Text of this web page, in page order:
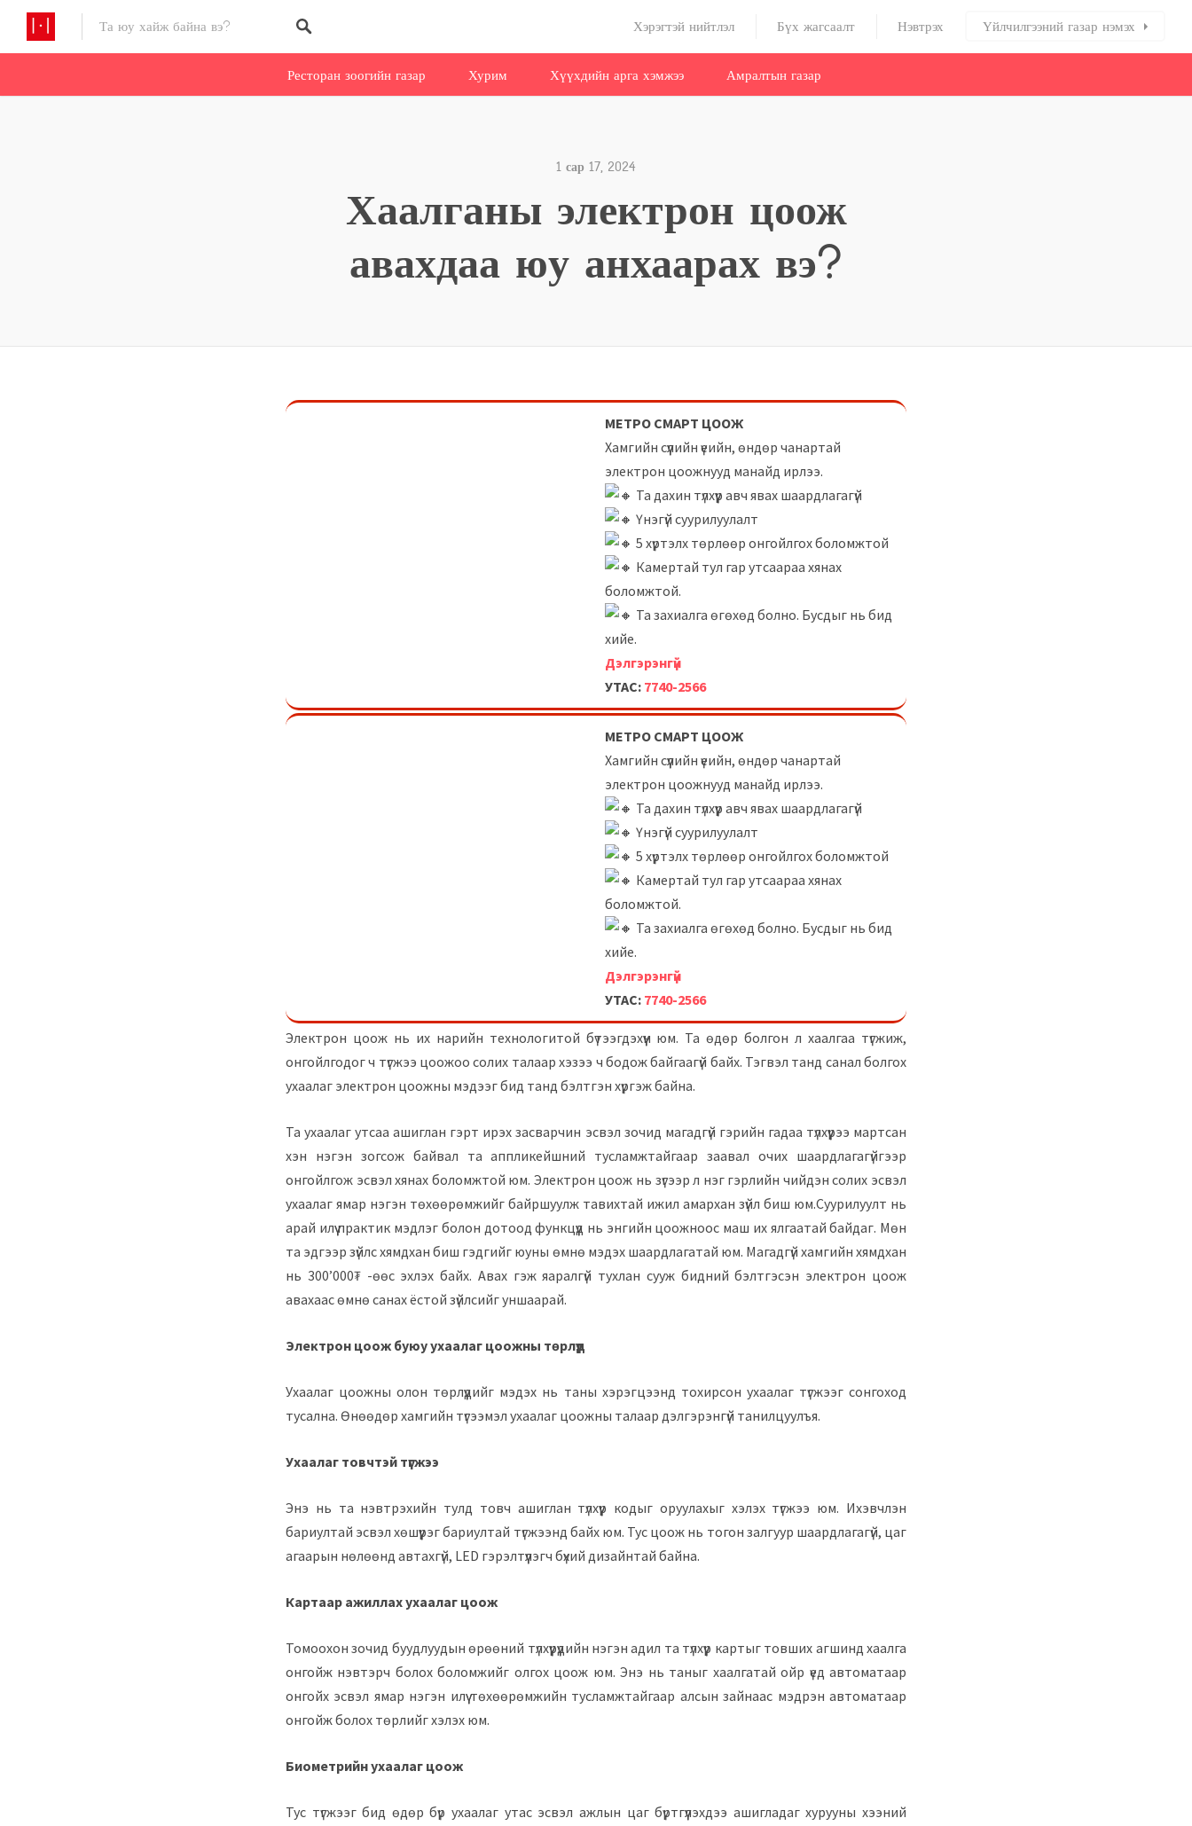
Хэрэгтэй нийтлэл Бүх жагсаалт Нэвтрэх Үйлчилгээний газар нэмэх
Ресторан зоогийн газар Хурим Хүүхдийн арга хэмжээ Амралтын газар
1 сар 17, 2024
Хаалганы электрон цоож
авахдаа юу анхаарах вэ?
МЕТРО СМАРТ ЦООЖ
Хамгийн сүүлийн үеийн, өндөр чанартай
электрон цоожнууд манайд ирлээ.
Та дахин түлхүүр авч явах шаардлагагүй
Үнэгүй суурилуулалт
5 хүртэлх төрлөөр онгойлгох боломжтой
Камертай тул гар утсаараа хянах
боломжтой.
Та захиалга өгөхөд болно. Бусдыг нь бид
хийе.
Дэлгэрэнгүй
УТАС: 7740-2566
МЕТРО СМАРТ ЦООЖ
Хамгийн сүүлийн үеийн, өндөр чанартай
электрон цоожнууд манайд ирлээ.
Та дахин түлхүүр авч явах шаардлагагүй
Үнэгүй суурилуулалт
5 хүртэлх төрлөөр онгойлгох боломжтой
Камертай тул гар утсаараа хянах
боломжтой.
Та захиалга өгөхөд болно. Бусдыг нь бид
хийе.
Дэлгэрэнгүй
УТАС: 7740-2566
Электрон цоож нь их нарийн технологитой бүтээгдэхүүн юм. Та өдөр болгон л хаалгаа түгжиж,
онгойлгодог ч түгжээ цоожоо солих талаар хэзээ ч бодож байгаагүй байх. Тэгвэл танд санал болгох
ухаалаг электрон цоожны мэдээг бид танд бэлтгэн хүргэж байна.
Та ухаалаг утсаа ашиглан гэрт ирэх засварчин эсвэл зочид магадгүй гэрийн гадаа түлхүүрээ мартсан
хэн нэгэн зогсож байвал та аппликейшний тусламжтайгаар заавал очих шаардлагагүйгээр
онгойлгож эсвэл хянах боломжтой юм. Электрон цоож нь зүгээр л нэг гэрлийн чийдэн солих эсвэл
ухаалаг ямар нэгэн төхөөрөмжийг байршуулж тавихтай ижил амархан зүйл биш юм.Суурилуулт нь
арай илүү практик мэдлэг болон дотоод функцүүд нь энгийн цоожноос маш их ялгаатай байдаг. Мөн
та эдгээр зүйлс хямдхан биш гэдгийг юуны өмнө мэдэх шаардлагатай юм. Магадгүй хамгийн хямдхан
нь 300’000₮ -өөс эхлэх байх. Авах гэж яаралгүй тухлан сууж бидний бэлтгэсэн электрон цоож
авахаас өмнө санах ёстой зүйлсийг уншаарай.
Электрон цоож буюу ухаалаг цоожны төрлүүд
Ухаалаг цоожны олон төрлүүдийг мэдэх нь таны хэрэгцээнд тохирсон ухаалаг түгжээг сонгоход
тусална. Өнөөдөр хамгийн түгээмэл ухаалаг цоожны талаар дэлгэрэнгүй танилцуулъя.
Ухаалаг товчтэй түгжээ
Энэ нь та нэвтрэхийн тулд товч ашиглан түлхүүр кодыг оруулахыг хэлэх түгжээ юм. Ихэвчлэн
бариултай эсвэл хөшүүрэг бариултай түгжээнд байх юм. Тус цоож нь тогон залгуур шаардлагагүй, цаг
агаарын нөлөөнд автахгүй, LED гэрэлтүүлэгч бүхий дизайнтай байна.
Картаар ажиллах ухаалаг цоож
Томоохон зочид буудлуудын өрөөний түлхүүрүүдийн нэгэн адил та түлхүүр картыг товших агшинд хаалга
онгойж нэвтэрч болох боломжийг олгох цоож юм. Энэ нь таныг хаалгатай ойр үед автоматаар
онгойх эсвэл ямар нэгэн илүү төхөөрөмжийн тусламжтайгаар алсын зайнаас мэдрэн автоматаар
онгойж болох төрлийг хэлэх юм.
Биометрийн ухаалаг цоож
Тус түгжээг бид өдөр бүр ухаалаг утас эсвэл ажлын цаг бүртгүүлэхдээ ашигладаг хурууны хээний